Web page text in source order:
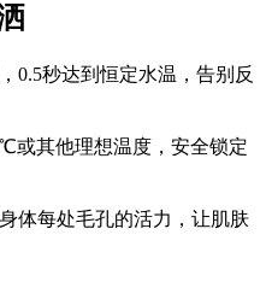
0.5秒达到恒定水温，告别反
或其他理想温度，安全锁定
体每处毛孔的活力，让肌肤